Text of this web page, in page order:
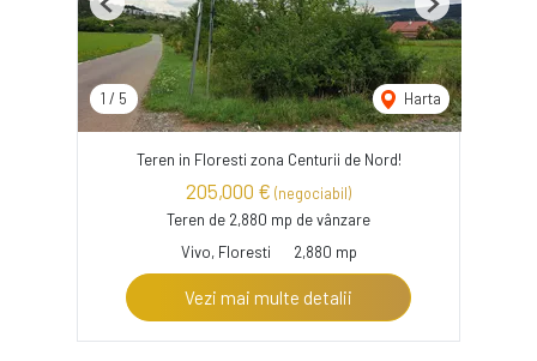
1 / 5 Harta
Previous Next
Teren in Floresti zona Centurii de Nord!
205,000 € (negociabil)
Teren de 2,880 mp de vânzare
Vivo, Floresti
2,880 mp
Vezi mai multe detalii